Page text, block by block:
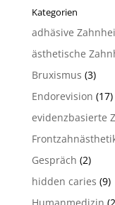
Kategorien
adhäsive
ästhetische
Bruxismus (3)
Endorevision (17)
evidenzbasierte
Gespräch (2)
hidden caries (9)